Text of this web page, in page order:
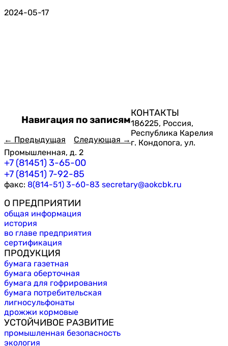
2024-05-17
Навигация по записям
← Предыдущая Следующая →
КОНТАКТЫ
186225, Россия,
Республика Карелия
г. Кондопога, ул.
Промышленная, д. 2
+7 (81451) 3-65-00
+7 (81451) 7-92-85
факс: 8(814-51) 3-60-83 secretary@aokcbk.ru
О ПРЕДПРИЯТИИ
общая информация
история
во главе предприятия
сертификация
ПРОДУКЦИЯ
бумага газетная
бумага оберточная
бумага для гофрирования
бумага потребительская
лигносульфонаты
дрожжи кормовые
УСТОЙЧИВОЕ РАЗВИТИЕ
промышленная безопасность
экология